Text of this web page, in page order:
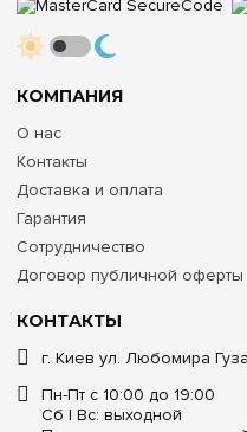
КОНТАКТЫ
г. Киев ул. Любомира
Пн-Пт с 10:00 до 19:00
Сб | Вс: выходной
КОМПАНИЯ
О нас
Контакты
Доставка и оплата
Гарантия
Сотрудничество
Договор публичной оферты